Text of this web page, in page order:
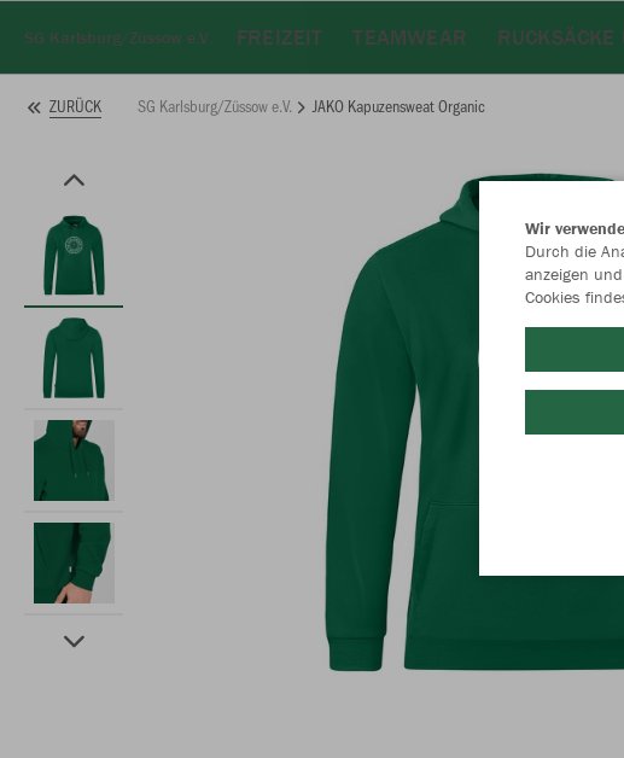
SG Karlsburg/Züssow e.V. FREIZEIT TEAMWEAR RUCKSÄCKE
ZURÜCK SG Karlsburg/Züssow e.V. JAKO Kapuzensweat Organic
Wir
Durch die
anzeigen
Cookies